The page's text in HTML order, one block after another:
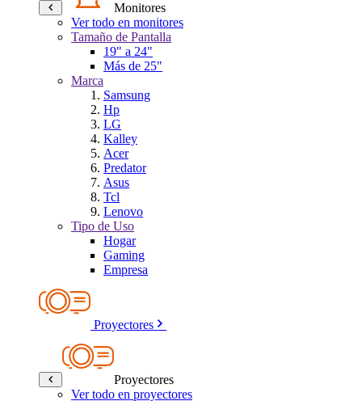
Monitores
Ver todo en monitores
Tamaño de Pantalla
19" a 24"
Más de 25"
Marca
Samsung
Hp
LG
Kalley
Acer
Predator
Asus
Tcl
Lenovo
Tipo de Uso
Hogar
Gaming
Empresa
Proyectores
Proyectores
Ver todo en proyectores